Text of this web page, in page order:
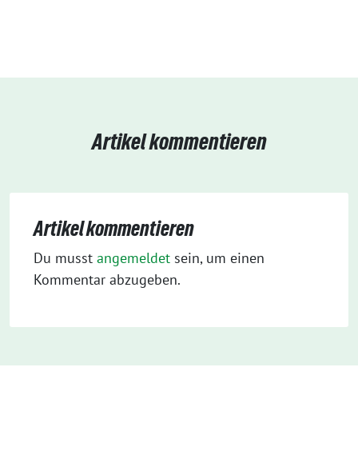
Artikel kommentieren
Artikel kommentieren
Du musst angemeldet sein, um einen
Kommentar abzugeben.